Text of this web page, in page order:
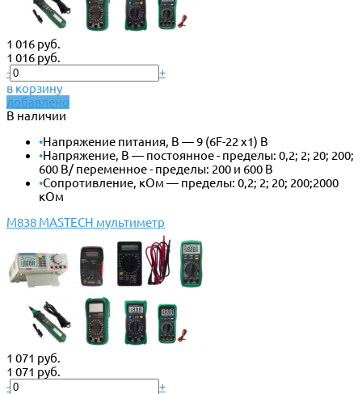
1 016 руб.
1 016 руб.
-
+
в корзину
добавлено
В наличии
•Напряжение питания, В — 9 (6F-22 x1) В
•Напряжение, В — постоянное - пределы: 0,2; 2; 20; 200;
600 В/ переменное - пределы: 200 и 600 В
•Сопротивление, кОм — пределы: 0,2; 2; 20; 200;2000
кОм
M838 MASTECH мультиметр
1 071 руб.
1 071 руб.
-
+